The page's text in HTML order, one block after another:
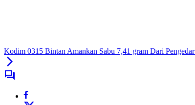
Kodim 0315 Bintan Amankan Sabu 7,41 gram Dari